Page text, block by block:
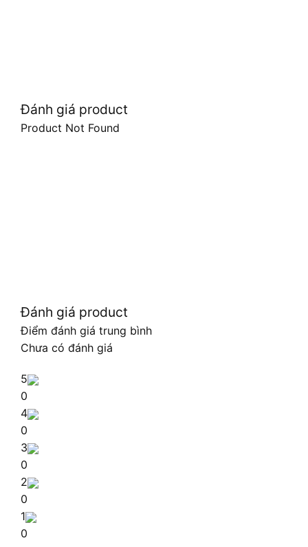
Đánh giá product
Product Not Found
Đánh giá product
Điểm đánh giá trung bình
Chưa có đánh giá
5
0
4
0
3
0
2
0
1
0